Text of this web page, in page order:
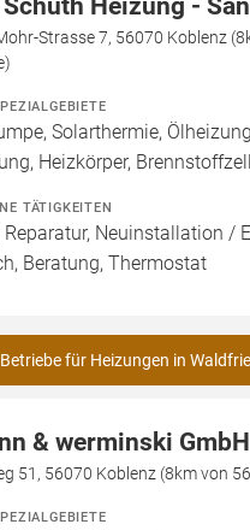
Heizung -
Strasse 7, 56070 Koblenz
Solarthermie,
Heizkörper,
TÄTIGKEITEN
Reparatur, Neuinstallation /
Beratung, Thermostat
für Heizungen in
& werminski GmbH
51, 56070 Koblenz (8km von